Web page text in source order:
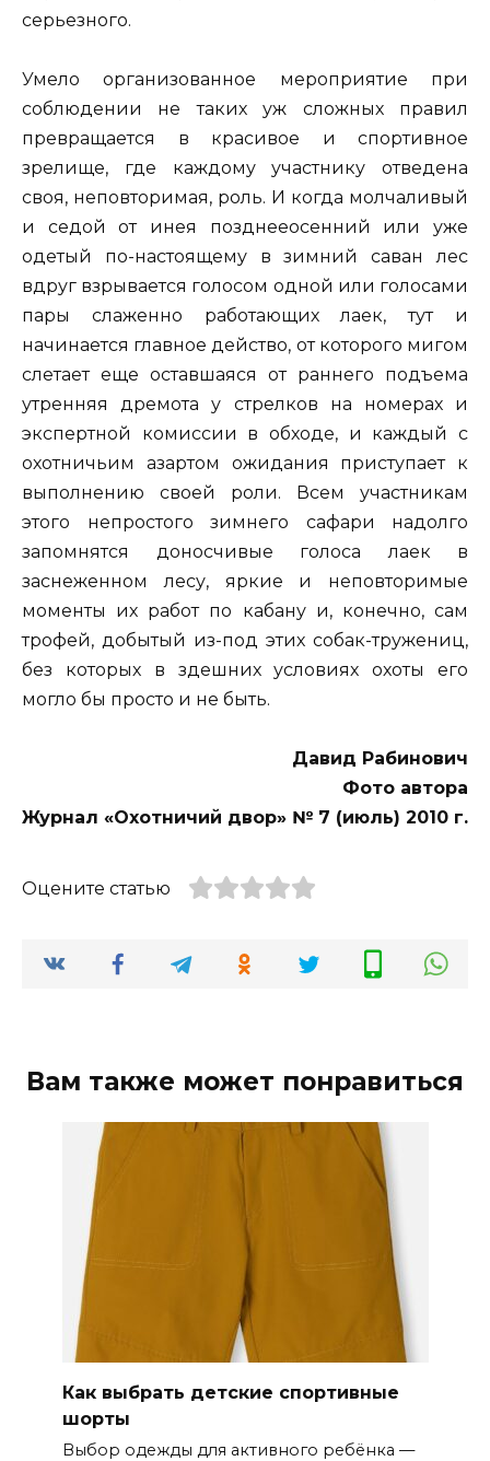
серьезного.
Умело организованное мероприятие при
соблюдении не таких уж сложных правил
превращается в красивое и спортивное
зрелище, где каждому участнику отведена
своя, неповторимая, роль. И когда молчаливый
и седой от инея позднееосенний или уже
одетый по-настоящему в зимний саван лес
вдруг взрывается голосом одной или голосами
пары слаженно работающих лаек, тут и
начинается главное действо, от которого мигом
слетает еще оставшаяся от раннего подъема
утренняя дремота у стрелков на номерах и
экспертной комиссии в обходе, и каждый с
охотничьим азартом ожидания приступает к
выполнению своей роли. Всем участникам
этого непростого зимнего сафари надолго
запомнятся доносчивые голоса лаек в
заснеженном лесу, яркие и неповторимые
моменты их работ по кабану и, конечно, сам
трофей, добытый из-под этих собак-тружениц,
без которых в здешних условиях охоты его
могло бы просто и не быть.
Давид Рабинович
Фото автора
Журнал «Охотничий двор» № 7 (июль) 2010 г.
Оцените статью
Вам также может понравиться
Как выбрать детские спортивные
шорты
Выбор одежды для активного ребёнка —